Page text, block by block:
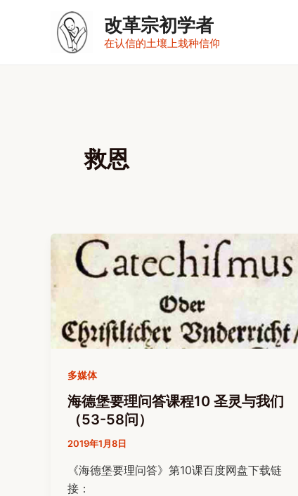
改革宗初学者
在认信的土壤上栽种信仰
救恩
多媒体
海德堡要理问答课程10 圣灵与我们
（53-58问）
2019年1月8日
《海德堡要理问答》第10课百度网盘下载链
接：